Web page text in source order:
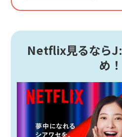
Netflix見るなら
め！